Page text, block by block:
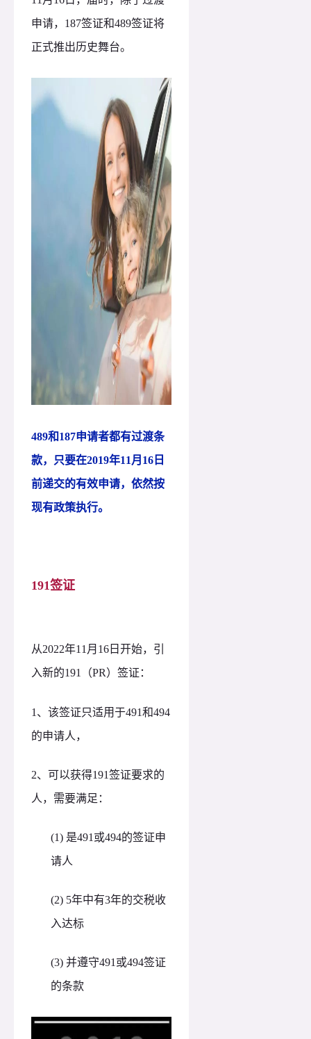
申请，187签证和489签证将
正式推出历史舞台。
489和187申请者都有过渡条
款，只要在2019年11月16日
前递交的有效申请，依然按
现有政策执行。
191签证
从2022年11月16日开始，引
入新的191（PR）签证：
1、 该签证只适用于491和494
的申请人，
2、 可以获得191签证要求的
人，需要满足：
(1) 是491或494的签证申
请人
(2) 5年中有3年的交税收
入达标
(3) 并遵守491或494签证
的条款